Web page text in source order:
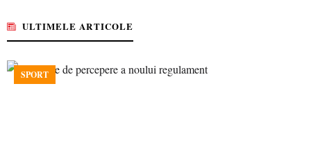
ULTIMELE ARTICOLE
SPORT